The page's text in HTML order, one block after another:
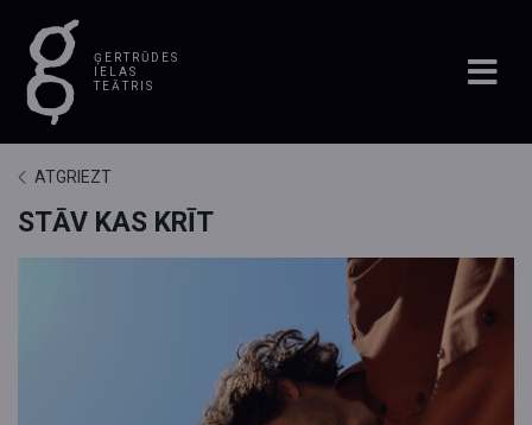
ĢERTRŪDES
IELAS
TEĀTRIS
ATGRIEZT
STĀV KAS KRĪT